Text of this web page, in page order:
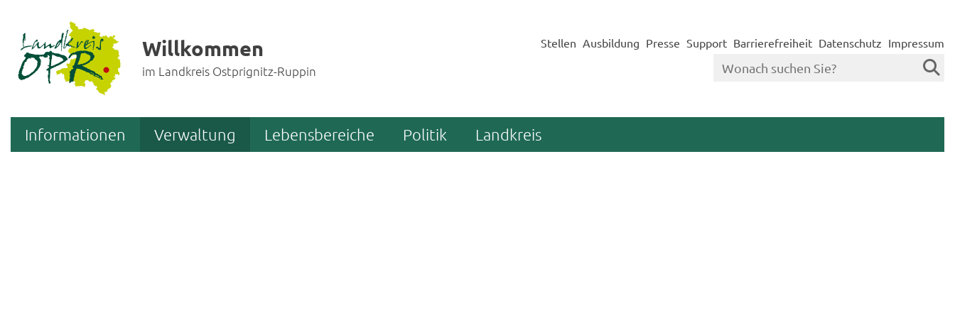
Willkommen
im Landkreis Ostprignitz-Ruppin
Stellen Ausbildung Presse Support Barrierefreiheit Datenschutz Impressum
Informationen Verwaltung Lebensbereiche Politik Landkreis